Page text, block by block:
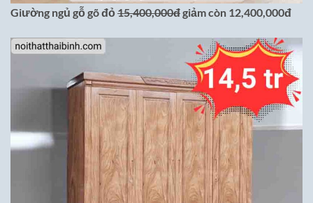
Giường ngủ gỗ gõ đỏ 15,400,000đgiảm còn 12,400,000đ